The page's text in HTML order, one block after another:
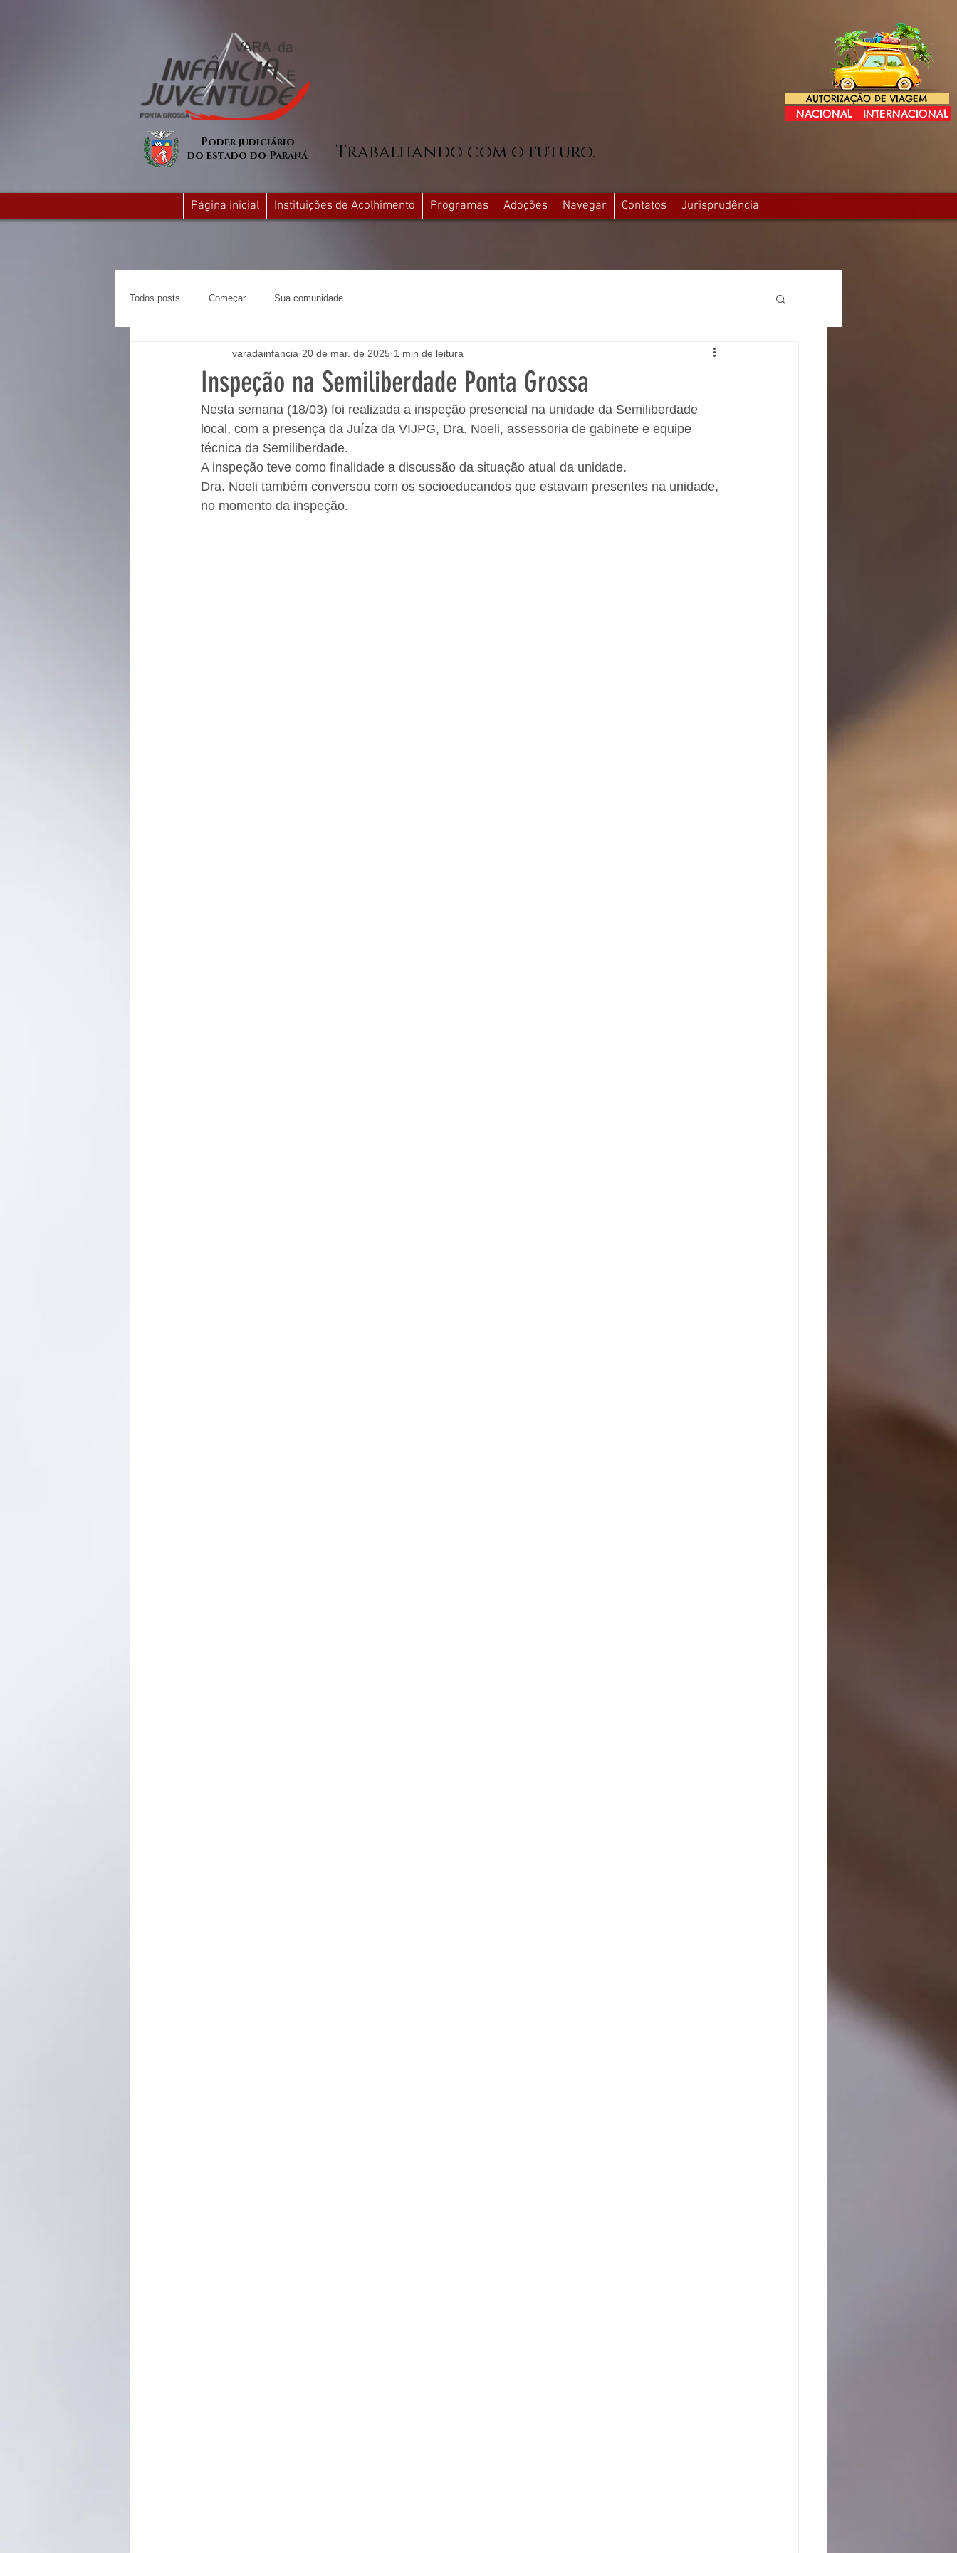
AUTORIZAÇÃO DE VIAGEM
NACIONAL INTERNACIONAL
Poder judiciário
do estado do Paraná
Trabalhando com o futuro.
Página inicial Instituições de Acolhimento Programas Adoções Navegar Contatos Jurisprudência
Todos posts Começar Sua comunidade
Inspeção na Semiliberdade Ponta Grossa
varadainfancia 20 de mar. de 2025 1 min de leitura
Nesta semana (18/03) foi realizada a inspeção presencial na unidade da Semiliberdade
local, com a presença da Juíza da VIJPG, Dra. Noeli, assessoria de gabinete e equipe
técnica da Semiliberdade.
A inspeção teve como finalidade a discussão da situação atual da unidade.
Dra. Noeli também conversou com os socioeducandos que estavam presentes na unidade,
no momento da inspeção.